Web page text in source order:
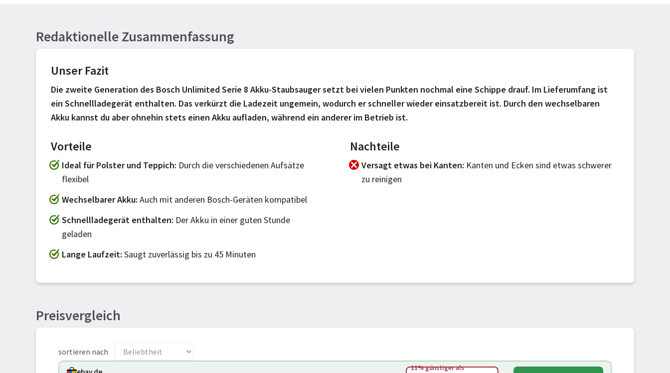
Redaktionelle Zusammenfassung
Unser Fazit
Die zweite Generation des Bosch Unlimited Serie 8 Akku-Staubsauger setzt bei vielen Punkten nochmal eine Schippe drauf. Im Lieferumfang ist
ein Schnellladegerät enthalten. Das verkürzt die Ladezeit ungemein, wodurch er schneller wieder einsatzbereit ist. Durch den wechselbaren
Akku kannst du aber ohnehin stets einen Akku aufladen, während ein anderer im Betrieb ist.
Vorteile
Ideal für Polster und Teppich Durch die verschiedenen Aufsätze
flexibel
Wechselbarer Akku Auch mit anderen Bosch-Geräten kompatibel
Schnellladegerät enthalten Der Akku in einer guten Stunde
geladen
Lange Laufzeit Saugt zuverlässig bis zu 45 Minuten
Nachteile
Versagt etwas bei Kanten Kanten und Ecken sind etwas schwerer
zu reinigen
Preisvergleich
sortieren nach
11% günstiger als